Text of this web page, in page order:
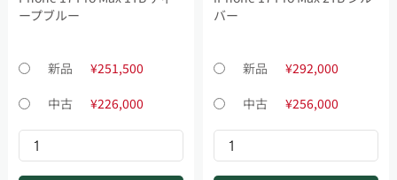
ープブルー
新品
¥251,500
中古
¥226,000
バー
新品
¥292,000
中古
¥256,000